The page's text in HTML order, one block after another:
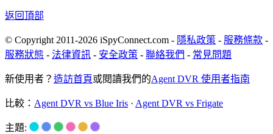
返回頂部
© Copyright 2011-2026 iSpyConnect.com - 隱私政策 - 服務條款 -
服務狀態 - 法律資訊 - 安全政策 - 聯絡我們 - 常見問題
新使用者？ 造訪首頁或閱讀我們的Agent DVR 使用者指南
比較： Agent DVR vs Blue Iris · Agent DVR vs Frigate
主題: